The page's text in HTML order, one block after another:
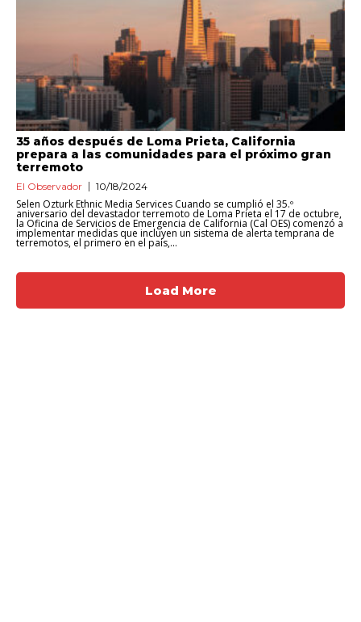
35 años después de Loma Prieta, California
prepara a las comunidades para el próximo gran
terremoto
El Observador 10/18/2024
Selen Ozturk Ethnic Media Services Cuando se cumplió el 35.º
aniversario del devastador terremoto de Loma Prieta el 17 de octubre,
la Oficina de Servicios de Emergencia de California (Cal OES) comenzó a
implementar medidas que incluyen un sistema de alerta temprana de
terremotos, el primero en el país,...
Load More